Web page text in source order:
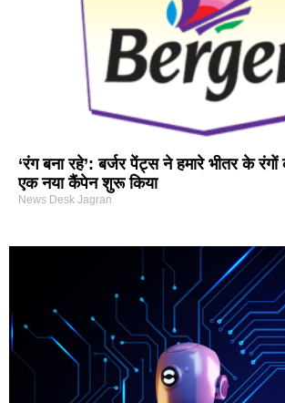
‘रंग बना रहे’: बर्जर पेंट्स ने हमारे भीतर के
एक नया कैंपेन शुरू किया
News Desk Jagran